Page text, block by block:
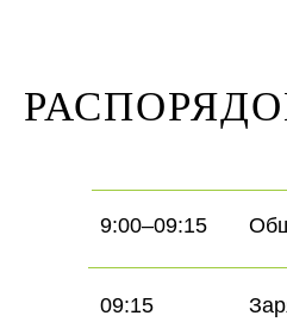
9:00–09:15
09:15